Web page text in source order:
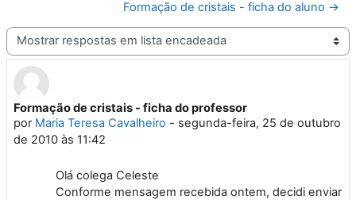
Formação de cristais - ficha do aluno →
Modo de visualização
Formação de cristais - ficha do professor
por Maria Teresa Cavalheiro - segunda-feira, 25 de outubro
de 2010 às 11:42
Número de respostas: 0
Olá colega Celeste
Conforme mensagem recebida ontem, decidi enviar